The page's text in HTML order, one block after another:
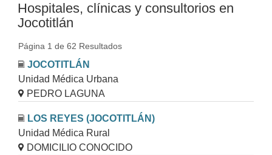
Hospitales, clínicas y consultorios en
Jocotitlán
Página 1 de 62 Resultados
JOCOTITLÁN
Unidad Médica Urbana
PEDRO LAGUNA
LOS REYES (JOCOTITLÁN)
Unidad Médica Rural
DOMICILIO CONOCIDO